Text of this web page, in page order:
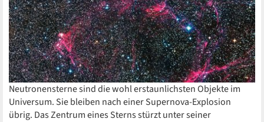
Neutronensterne sind die wohl erstaunlichsten Objekte im
Universum. Sie bleiben nach einer Supernova-Explosion
übrig. Das Zentrum eines Sterns stürzt unter seiner